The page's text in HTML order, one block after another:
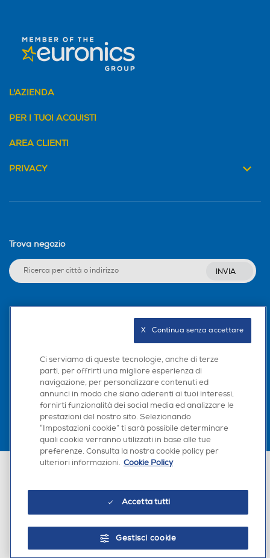
L'AZIENDA
PER I TUOI ACQUISTI
AREA CLIENTI
PRIVACY
Trova negozio
INVIA
Scarica la nostra app
Euronics Italia SpA. Sede legale Via Montefeltro, 6/a 20156 Milano
Ci serviamo di queste tecnologie, anche di terze
parti, per offrirti una migliore esperienza di
navigazione, per personalizzare contenuti ed
annunci in modo che siano aderenti ai tuoi interessi,
fornirti funzionalità dei social media ed analizzare le
prestazioni del nostro sito. Selezionando
“Impostazioni cookie” ti sarà possibile determinare
quali cookie verranno utilizzati in base alle tue
preferenze. Consulta la nostra cookie policy per
ulteriori informazioni. Cookie Policy
Accetta tutti
Gestisci cookie
X   Continua senza accettare